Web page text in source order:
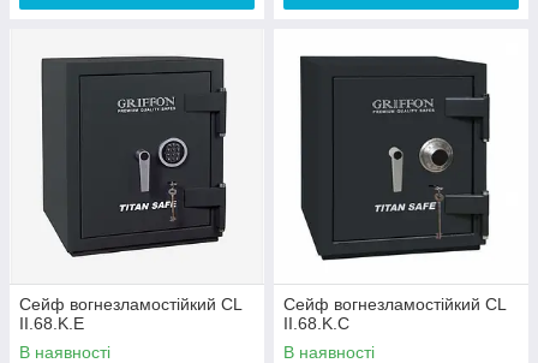
Сейф вогнезламостійкий CL
II.68.K.E
В наявності
Сейф вогнезламостійкий CL
II.68.K.C
В наявності